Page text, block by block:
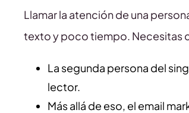
Llamar la atención de una
texto y poco tiempo. Necesitas
La segunda persona del
lector.
Más allá de eso, el email